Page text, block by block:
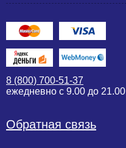
8 (800) 700-51-37
ежедневно с 9.00 до 21.00
Обратная связь